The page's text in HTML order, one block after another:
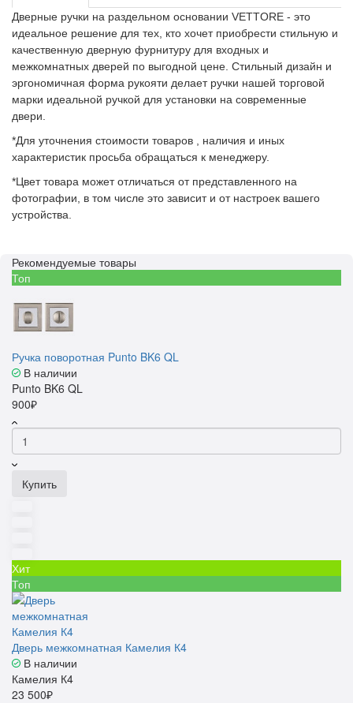
Дверные ручки на раздельном основании VETTORE - это
идеальное решение для тех, кто хочет приобрести стильную и
качественную дверную фурнитуру для входных и
межкомнатных дверей по выгодной цене. Стильный дизайн и
эргономичная форма рукояти делает ручки нашей торговой
марки идеальной ручкой для установки на современные
двери.
*Для уточнения стоимости товаров , наличия и иных
характеристик просьба обращаться к менеджеру.
*Цвет товара может отличаться от представленного на
фотографии, в том числе это зависит и от настроек вашего
устройства.
Рекомендуемые товары
Топ
Ручка поворотная Punto BK6 QL
В наличии
Punto BK6 QL
900₽
Купить
Хит
Топ
Дверь межкомнатная Камелия К4
В наличии
Камелия К4
23 500₽